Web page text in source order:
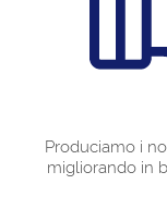
Produciamo i
migliorando in